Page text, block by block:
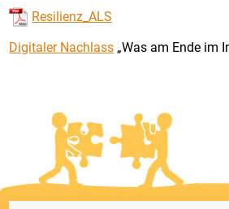
Resilienz_ALS
Digitaler Nachlass „Was am Ende im